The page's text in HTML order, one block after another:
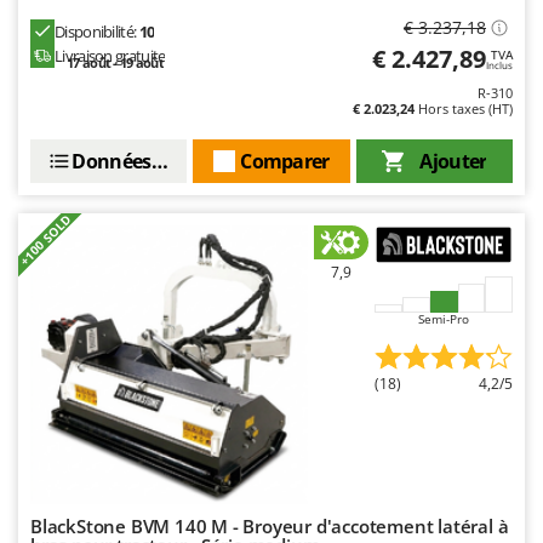
Mastercook
MCH
Mille
More than chef
MOSA
MOVA
Mowox
Disponibilité:10
Livraison gratuite
17 août - 19 août
€ 3.237,18
€ 2.427,89 TVA
Inclus
R-310
€ 2.023,24Hors taxes (HT)
Ajouter
Comparer
Données techniques
+100 SOLD
7,9
Semi-Pro
(18) 4,2/5
BlackStone BVM 140 M - Broyeur d'accotement latéral à